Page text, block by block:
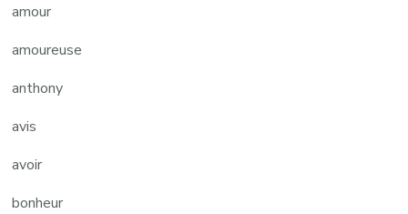
amour
amoureuse
anthony
avis
avoir
bonheur